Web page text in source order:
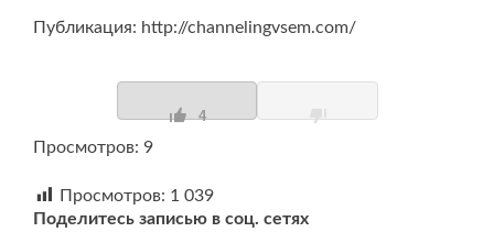
Публикация: http://channelingvsem.com/
4
Просмотров: 9
Просмотров: 1 039
Поделитесь записью в соц. сетях